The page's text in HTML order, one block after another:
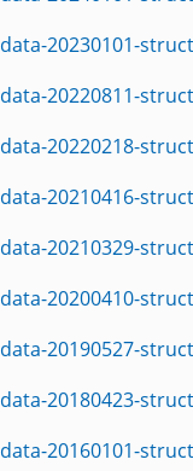
data-20230101-
data-20220811-
data-20220218-
data-20210416-
data-20210329-
data-20200410-
data-20190527-
data-20180423-
data-20160101-